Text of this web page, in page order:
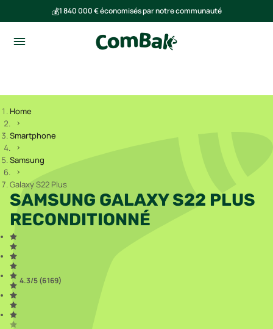
💰1 840 000 € économisés par notre communauté
Home
Smartphone
Samsung
Galaxy S22 Plus
SAMSUNG GALAXY S22 PLUS
RECONDITIONNÉ
4.3/5 (6 169)